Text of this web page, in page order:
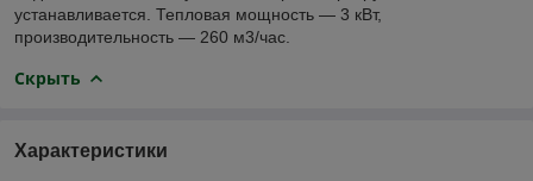
устанавливается. Тепловая мощность — 3 кВт,
производительность — 260 м3/час.
Скрыть
Характеристики